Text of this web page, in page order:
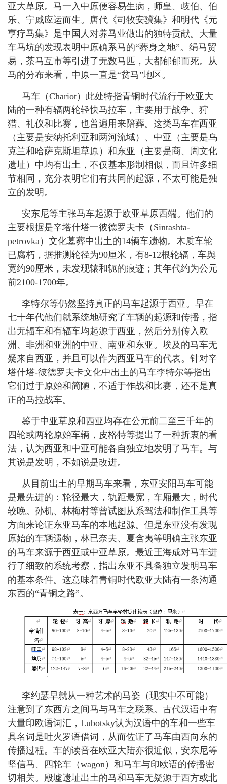
亚大草原。马一入中原便容易生病，师皇、歧伯、伯
乐、宁戚应运而生。唐代《司牧安骥集》和明代《元
亨疗马集》是中国人对养马业做出的独特贡献。大量
车马坑的发现表明中原确系马的“葬身之地”。绢马贸
易，茶马互市等引进了无数马匹，大都郁郁而死。从
马的分布来看，中原一直是“贫马”地区。
马车（Chariot）此处特指青铜时代流行于欧亚大
陆的一种有辐两轮轻快马拉车，主要用于战争、狩
猎、礼仪和比赛，也普遍用来陪葬。这类马车在西亚
（主要是安纳托利亚和两河流域）、中亚（主要是乌
克兰和哈萨克斯坦草原）和东亚（主要是商、周文化
遗址）中均有出土，不仅基本形制相似，而且许多细
节相同，充分表明它们有共同的起源，不太可能是独
立的发明。
安东尼等主张马车起源于欧亚草原西端。他们的
主要根据是辛塔什塔一彼德罗夫卡（ Sintashta-
petrovka ）文化墓葬中出土的14辆车遗物。木质车轮
已腐朽，据推测轮径为90厘米 ，有8-12根轮辐，车舆
宽约90厘米 ，未发现辕和轭的痕迹；其年代约为公元
前2100-1700年。
李特尔等仍然坚持真正的马车起源于西亚。早在
七十年代他们就系统地研究了车辆的起源和传播，指
出无辐车和有辐车均起源于西亚，然后分别传入欧
洲、非洲和亚洲的中亚、南亚和东亚。埃及的马车无
疑来自西亚，并且可以作为西亚马车的代表。针对辛
塔什塔-彼德罗夫卡文化中出土的马车李特尔等指出
它们过于原始和简陋，不适于作战和比赛，还不是真
正的马拉战车。
鉴于中亚草原和西亚均存在公元前二至三千年的
四轮或两轮原始车辆，皮格特等提出了一种折衷的看
法，认为西亚和中亚可能各自独立地发明了马车。与
其说是发明，不如说是改进。
从目前出土的早期马车来看，东亚安阳马车可能
是最先进的：轮径最大，轨距最宽，车厢最大，时代
较晚。孙机、林梅村等曾试图从系驾法和制作工具等
方面来论证东亚马车的本地起源。但是东亚没有发现
原始的车辆遗物，林已奈夫、夏含夷等明确主张东亚
的马车来源于西亚或中亚草原。最近王海成对马车进
行了细致的系统考察，指出东亚不具备独立发明马车
的基本条件。这意味着青铜时代欧亚大陆有一条沟通
东西的“青铜之路”。
李约瑟早就从一种艺术的马姿（现实中不可能）
注意到了东西方之间马与马车之联系。古代汉语中有
大量印欧语词汇， Lubotsky认为汉语中的车和一些车
具名词是吐火罗语借词，从而佐证了马车由西向东的
传播过程。车的读音在欧亚大陆亦很近似，安东尼等
坚信马、四轮车（wagon ）和马车与印欧语的传播密
切相关。殷墟遗址出土的马和马车无疑源于西方或北